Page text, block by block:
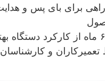
برای بای پس و
البته، پس از گذشت حدود ۶
و